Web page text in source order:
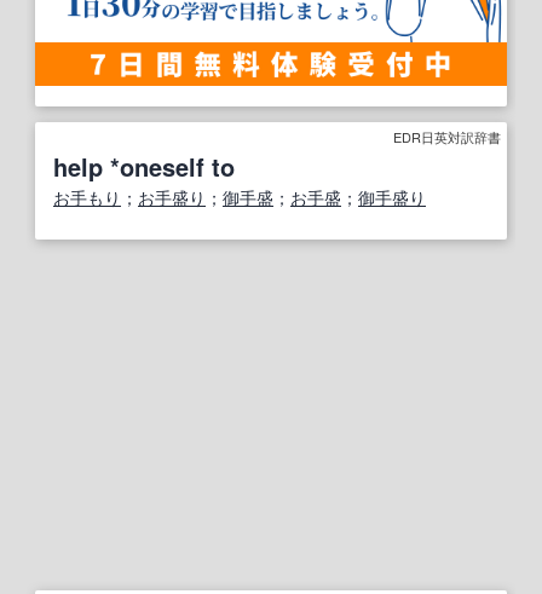
EDR日英対訳辞書
help *oneself to
お手もり ； お手盛り ； 御手盛 ； お手盛 ； 御手盛り